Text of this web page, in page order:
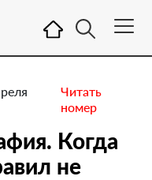
Читать
номер
Когда
не